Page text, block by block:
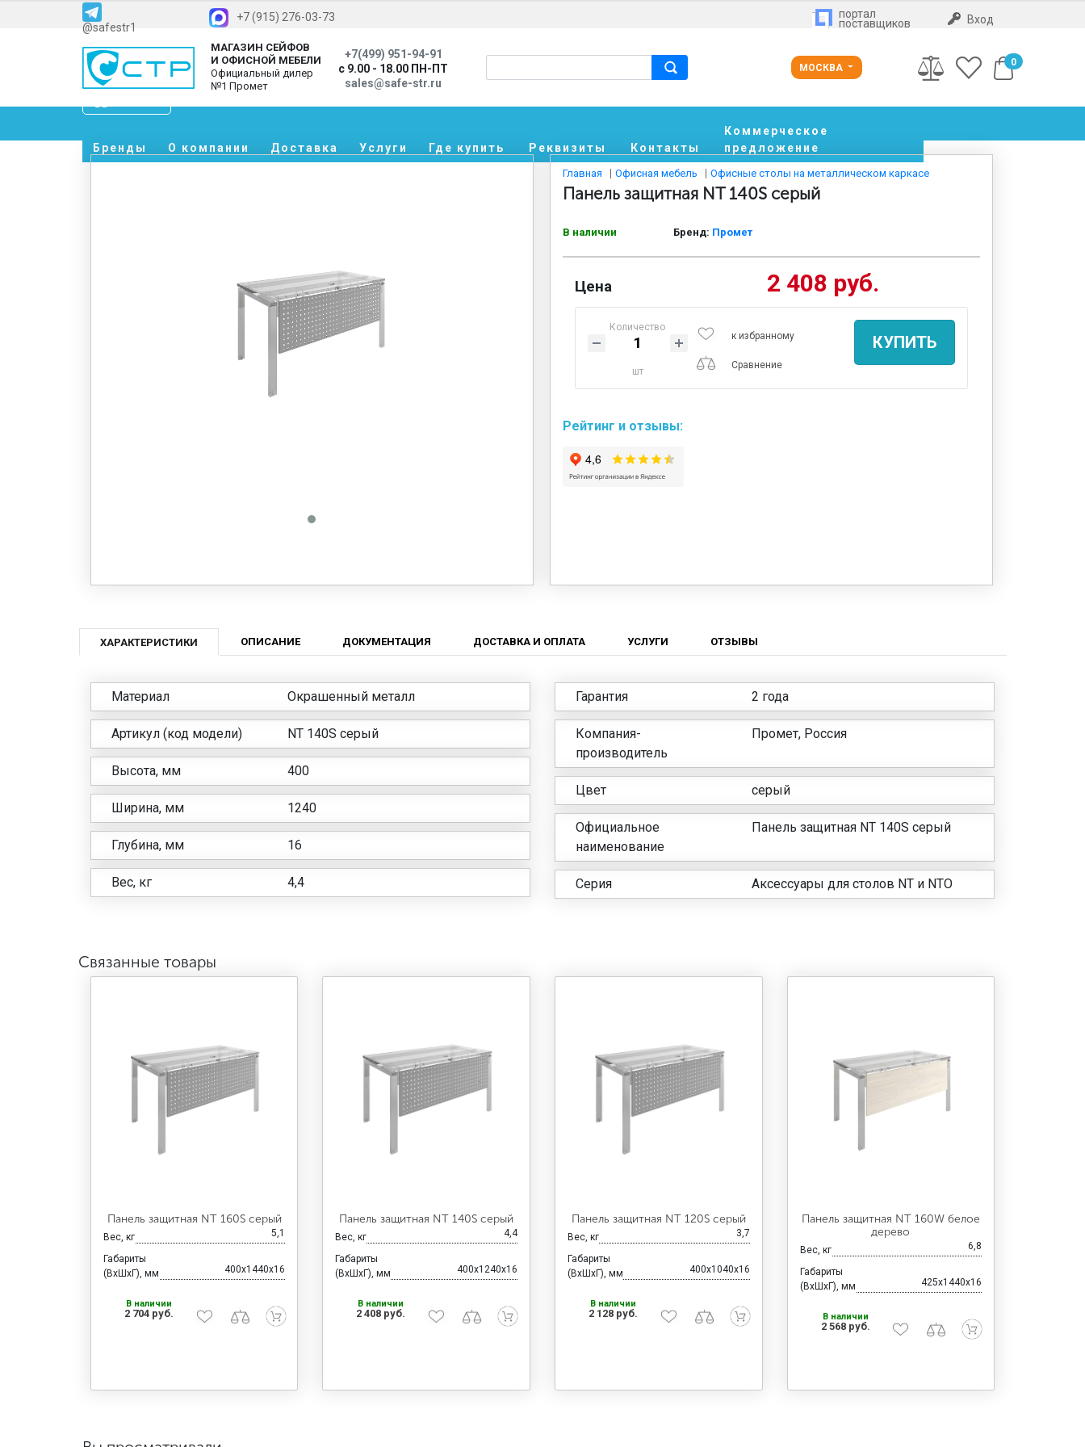
@safestr1
+7 (915) 276-03-73 портал
поставщиков Вход
МАГАЗИН СЕЙФОВ
И ОФИСНОЙ МЕБЕЛИ
Официальный дилер
№1 Промет
+7(499) 951-94-91
с 9.00 - 18.00 ПН-ПТ
sales@safe-str.ru
МОСКВА 0
Бренды О компании Доставка Услуги Где купить Реквизиты Контакты
Коммерческое
предложение
Главная Офисная мебель Офисные столы на металлическом каркасе
Панель защитная NT 140S серый
В наличии Бренд: Промет
Цена 2 408 руб.
Количество
шт
к избранному
Сравнение
КУПИТЬ
Рейтинг и отзывы:
ХАРАКТЕРИСТИКИ ОПИСАНИЕ ДОКУМЕНТАЦИЯ ДОСТАВКА И ОПЛАТА УСЛУГИ ОТЗЫВЫ
Материал Окрашенный металл
Артикул (код модели) NT 140S серый
Высота, мм 400
Ширина, мм 1240
Глубина, мм 16
Вес, кг 4,4
Гарантия 2 года
Компания-
производитель
Промет, Россия
Цвет серый
Официальное
наименование
Панель защитная NT 140S серый
Серия Аксессуары для столов NT и NTO
Связанные товары
Панель защитная NT 160S серый
Вес, кг 5,1
Габариты
(ВхШхГ), мм
400x1440x16
В наличии
2 704 руб.
Панель защитная NT 140S серый
Вес, кг 4,4
Габариты
(ВхШхГ), мм
400x1240x16
В наличии
2 408 руб.
Панель защитная NT 120S серый
Вес, кг 3,7
Габариты
(ВхШхГ), мм
400x1040x16
В наличии
2 128 руб.
Панель защитная NT 160W белое
дерево
Вес, кг 6,8
Габариты
(ВхШхГ), мм
425x1440x16
В наличии
2 568 руб.